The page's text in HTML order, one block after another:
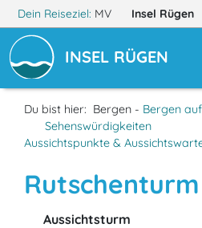
Dein Reiseziel: MV Insel Rügen
INSEL RÜGEN
Du bist hier: Bergen - Bergen
Sehenswürdigkeiten
Aussichtspunkte &
Aussichtsturm